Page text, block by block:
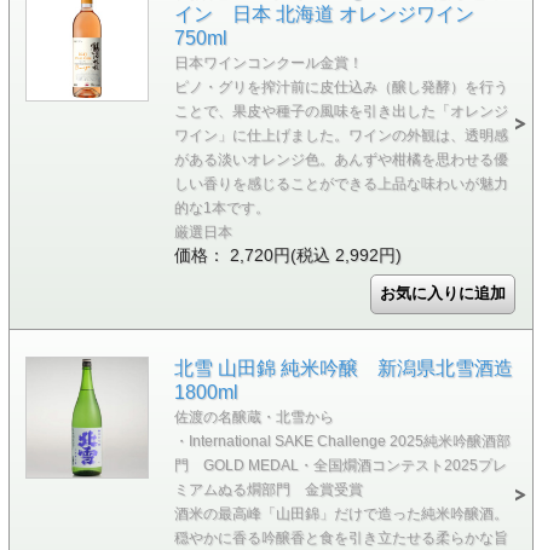
イン 日本 北海道 オレンジワイン
750ml
日本ワインコンクール金賞！
ピノ・グリを搾汁前に皮仕込み（醸し発酵）を行う
ことで、果皮や種子の風味を引き出した「オレンジ
ワイン」に仕上げました。ワインの外観は、透明感
がある淡いオレンジ色。あんずや柑橘を思わせる優
しい香りを感じることができる上品な味わいが魅力
的な1本です。
厳選日本
価格： 2,720円(税込 2,992円)
北雪 山田錦 純米吟醸 新潟県北雪酒造
1800ml
佐渡の名醸蔵・北雪から
・International SAKE Challenge 2025純米吟醸酒部
門 GOLD MEDAL・全国燗酒コンテスト2025プレ
ミアムぬる燗部門 金賞受賞
酒米の最高峰「山田錦」だけで造った純米吟醸酒。
穏やかに香る吟醸香と食を引き立たせる柔らかな旨